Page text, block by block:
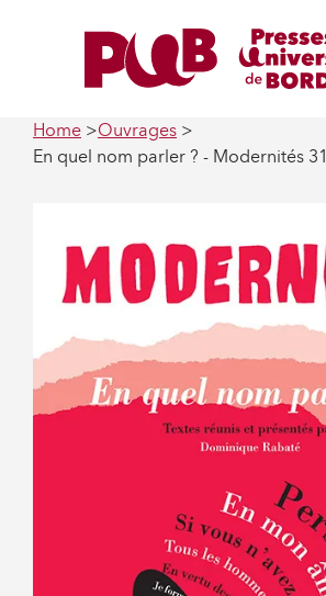
Home
Ouvrages
En quel nom parler ? - Modernités 31